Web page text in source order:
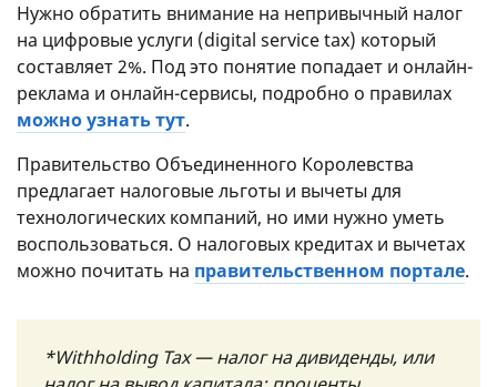
Нужно обратить внимание на непривычный налог
на цифровые услуги (digital service tax) который
составляет 2%. Под это понятие попадает и онлайн-
реклама и онлайн-сервисы, подробно о правилах
можно узнать тут.
Правительство Объединенного Королевства
предлагает налоговые льготы и вычеты для
технологических компаний, но ими нужно уметь
воспользоваться. О налоговых кредитах и вычетах
можно почитать на правительственном портале.
*Withholding Tax — налог на дивиденды, или